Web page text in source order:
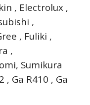
, Electrolux ,
,
, Fuliki ,
,
Sumikura
Ga R410 , Ga